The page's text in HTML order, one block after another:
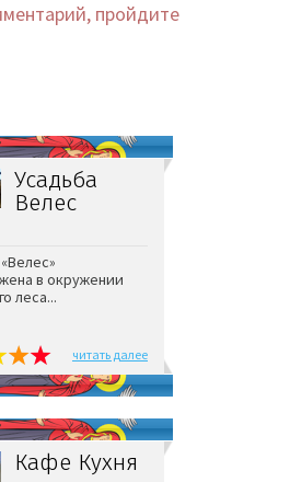
пройдите
Усадьба
Велес
в окружении
леса...
читать далее
Кафе Кухня